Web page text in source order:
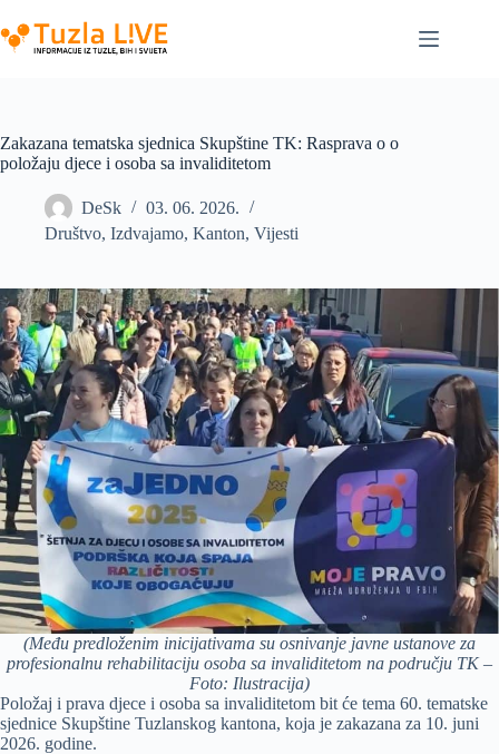
to
content
Zakazana tematska sjednica Skupštine TK: Rasprava o o
položaju djece i osoba sa invaliditetom
DeSk
03. 06. 2026.
Društvo, Izdvajamo, Kanton, Vijesti
(Među predloženim inicijativama su osnivanje javne ustanove za
profesionalnu rehabilitaciju osoba sa invaliditetom na području TK –
Foto: Ilustracija)
Položaj i prava djece i osoba sa invaliditetom bit će tema 60. tematske
sjednice Skupštine Tuzlanskog kantona, koja je zakazana za 10. juni
2026. godine.